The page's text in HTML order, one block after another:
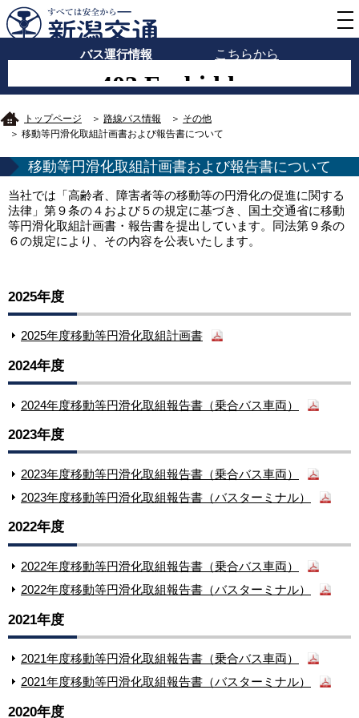
バス運行情報 こちらから
トップページ ＞ 路線バス情報 ＞ その他
＞ 移動等円滑化取組計画書および報告書について
移動等円滑化取組計画書および報告書について
当社では「高齢者、障害者等の移動等の円滑化の促進に関する
法律」第９条の４および５の規定に基づき、国土交通省に移動
等円滑化取組計画書・報告書を提出しています。同法第９条の
６の規定により、その内容を公表いたします。
2025年度
2025年度移動等円滑化取組計画書
2024年度
2024年度移動等円滑化取組報告書（乗合バス車両）
2023年度
2023年度移動等円滑化取組報告書（乗合バス車両）
2023年度移動等円滑化取組報告書（バスターミナル）
2022年度
2022年度移動等円滑化取組報告書（乗合バス車両）
2022年度移動等円滑化取組報告書（バスターミナル）
2021年度
2021年度移動等円滑化取組報告書（乗合バス車両）
2021年度移動等円滑化取組報告書（バスターミナル）
2020年度